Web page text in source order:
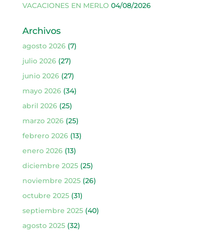
VACACIONES EN MERLO 04/08/2026
Archivos
agosto 2026(7)
julio 2026(27)
junio 2026(27)
mayo 2026(34)
abril 2026(25)
marzo 2026(25)
febrero 2026(13)
enero 2026(13)
diciembre 2025(25)
noviembre 2025(26)
octubre 2025(31)
septiembre 2025(40)
agosto 2025(32)